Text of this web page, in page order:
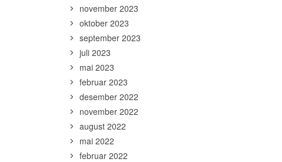
november 2023
oktober 2023
september 2023
juli 2023
mai 2023
februar 2023
desember 2022
november 2022
august 2022
mai 2022
februar 2022